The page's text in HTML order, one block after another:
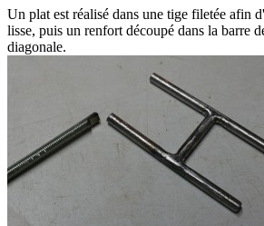
Un plat est réalisé dans une tige filetée afin
lisse, puis un renfort découpé dans la barre
diagonale.